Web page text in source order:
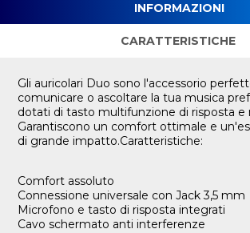
INFORMAZIONI
CARATTERISTICHE
Gli auricolari Duo sono l'accessorio
comunicare o ascoltare la tua musica
dotati di tasto multifunzione di risposta e
Garantiscono un comfort ottimale e
di grande impatto.Caratteristiche:
Comfort assoluto
Connessione universale con Jack 3,5 mm
Microfono e tasto di risposta integrati
Cavo schermato anti interferenze